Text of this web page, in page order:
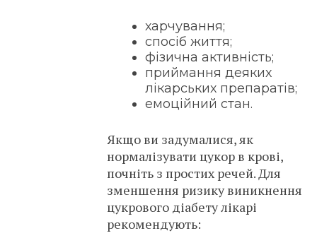
харчування;
спосіб життя;
фізична активність;
приймання деяких
лікарських препаратів;
емоційний стан.
Якщо ви задумалися, як
нормалізувати цукор в крові,
почніть з простих речей. Для
зменшення ризику виникнення
цукрового діабету лікарі
рекомендують: